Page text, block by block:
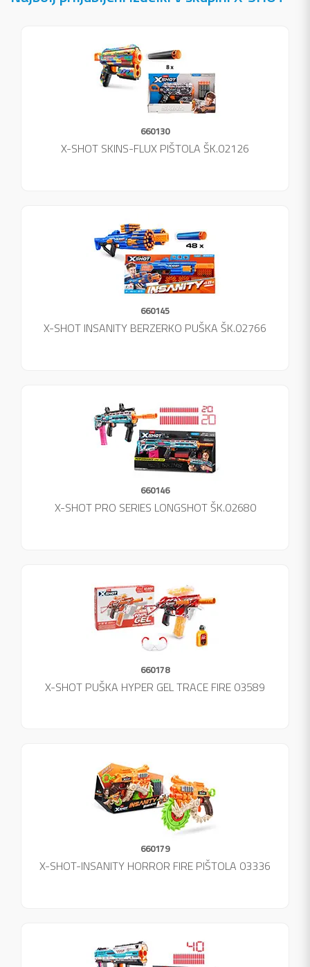
660130
X-SHOT SKINS-FLUX PIŠTOLA ŠK.02126
660145
X-SHOT INSANITY BERZERKO PUŠKA ŠK.02766
660146
X-SHOT PRO SERIES LONGSHOT ŠK.02680
660178
X-SHOT PUŠKA HYPER GEL TRACE FIRE 03589
660179
X-SHOT-INSANITY HORROR FIRE PIŠTOLA 03336